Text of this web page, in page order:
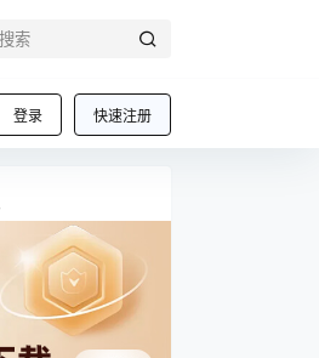
登录 快速注册